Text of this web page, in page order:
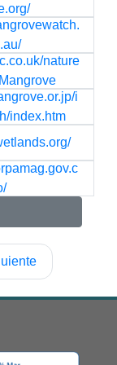
nature
i
index.htm